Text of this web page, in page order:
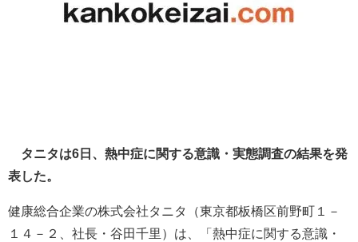
タニタは6日、熱中症に関する意識・実態調査の結果を発
表した。
健康総合企業の株式会社タニタ（東京都板橋区前野町１－
１４－２、社長・谷田千里）は、「熱中症に関する意識・